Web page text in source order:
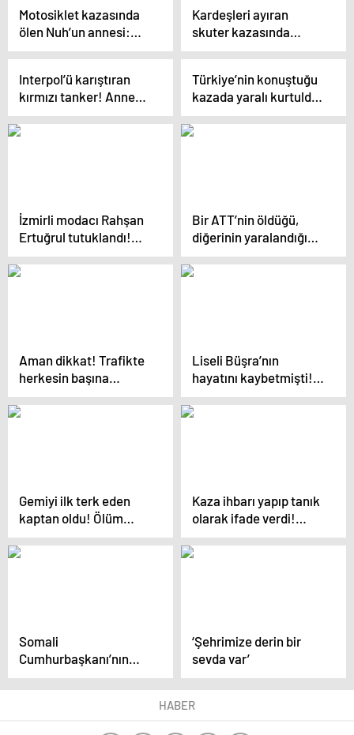
Motosiklet kazasında
ölen Nuh’un annesi:
Sadece 1 gün
Kardeşleri ayıran
skuter kazasında
bilirkişi raporu ortaya
Interpol’ü karıştıran
kırmızı tanker! Anne-
baba öldü, çocuk sırra
kadem bastı
Türkiye’nin konuştuğu
kazada yaralı kurtuldu:
Telefon benim elimden
alındı
İzmirli modacı Rahşan
Ertuğrul tutuklandı!
Karıştığı kazada bir kişi
öldü
Bir ATT’nin öldüğü,
diğerinin yaralandığı
kazada şoför konuştu
Aman dikkat! Trafikte
herkesin başına
gelebilir: Hatalı
tutanaklar geçersiz
Liseli Büşra’nın
hayatını kaybetmişti! 1
yıl önce de aynı servis
kaza yapmış
Gemiyi ilk terk eden
kaptan oldu! Ölüm
getiren ihmal: İçinde 10
Türk yolcu da vardı
Kaza ihbarı yapıp tanık
olarak ifade verdi!
Dehşet 5 ay sonra
ortaya çıktı
Somali
Cumhurbaşkanı’nın
oğluna verilen 27 bin
300 lira para cezasının
‘Şehrimize derin bir
sevda var’
HABER